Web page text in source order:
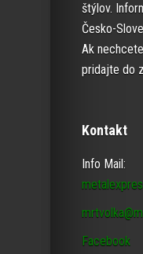
štýlov.
Česko-
Ak
pridajte do
Kontakt
Info Mail:
Facebook